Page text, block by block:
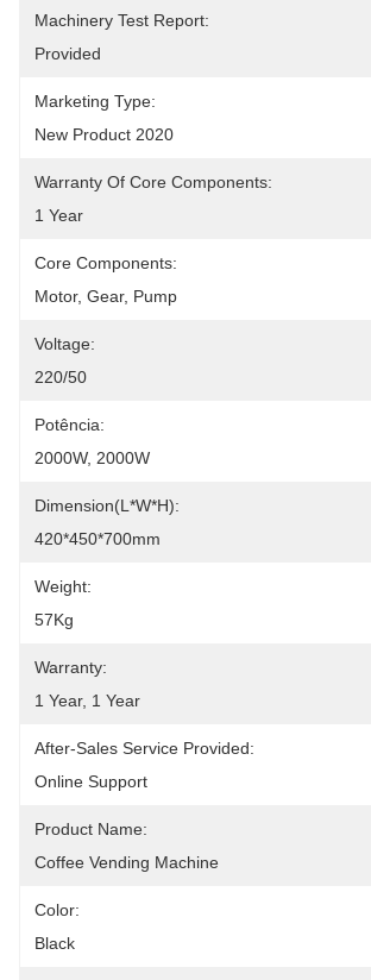
Machinery Test Report:
Provided
Marketing Type:
New Product 2020
Warranty Of Core Components:
1 Year
Core Components:
Motor, Gear, Pump
Voltage:
220/50
Potência:
2000W, 2000W
Dimension(L*W*H):
420*450*700mm
Weight:
57Kg
Warranty:
1 Year, 1 Year
After-Sales Service Provided:
Online Support
Product Name:
Coffee Vending Machine
Color:
Black